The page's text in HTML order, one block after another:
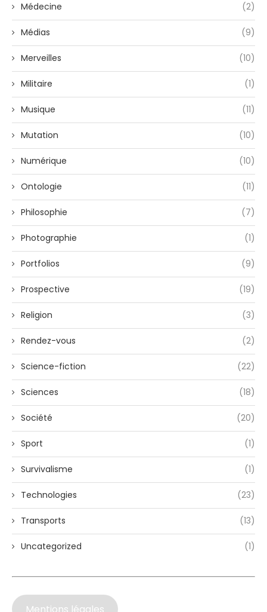
Médecine (2)
Médias (9)
Merveilles (10)
Militaire (1)
Musique (11)
Mutation (10)
Numérique (10)
Ontologie (11)
Philosophie (7)
Photographie (1)
Portfolios (9)
Prospective (19)
Religion (3)
Rendez-vous (2)
Science-fiction (22)
Sciences (18)
Société (20)
Sport (1)
Survivalisme (1)
Technologies (23)
Transports (13)
Uncategorized (1)
Mentions légales